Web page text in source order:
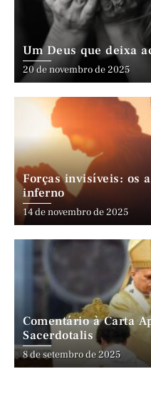
Um Deus que deixa
20 de novembro de 2025
Forças invisíveis: os
inferno
14 de novembro de 2025
Comentário à Carta
Sacerdotalis
8 de setembro de 2025